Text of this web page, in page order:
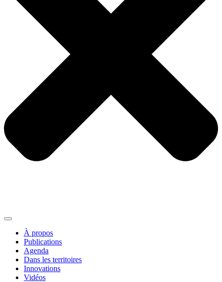
À propos
Publications
Agenda
Dans les territoires
Innovations
Vidéos